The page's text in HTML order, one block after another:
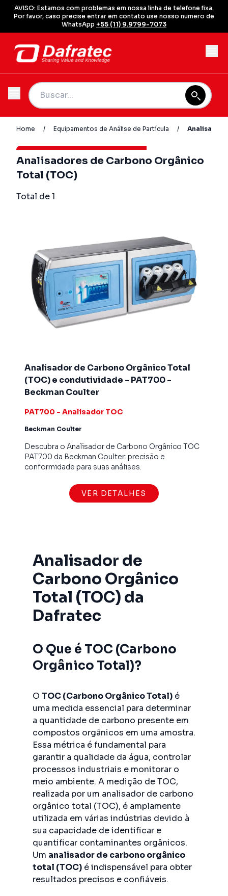
AVISO: Estamos com problemas em nossa linha de telefone fixa.
Por favor, caso precise entrar em contato use nosso numero de
WhatsApp +55 (11) 9.9799-7073
Home / Equipamentos de Análise de Partícula /
Analisadores de Carbono Orgânico
Total (TOC)
Total de 1
Analisador de Carbono Orgânico Total
(TOC) e condutividade - PAT700 -
Beckman Coulter
PAT700 - Analisador TOC
Beckman Coulter
Descubra o Analisador de Carbono Orgânico TOC
PAT700 da Beckman Coulter: precisão e
conformidade para suas análises.
VER DETALHES
Analisador de
Carbono Orgânico
Total (TOC) da
Dafratec
O Que é TOC (Carbono
Orgânico Total)?
O TOC (Carbono Orgânico Total) é
uma medida essencial para determinar
a quantidade de carbono presente em
compostos orgânicos em uma amostra.
Essa métrica é fundamental para
garantir a qualidade da água, controlar
processos industriais e monitorar o
meio ambiente. A medição de TOC,
realizada por um analisador de carbono
orgânico total (TOC), é amplamente
utilizada em várias indústrias devido à
sua capacidade de identificar e
quantificar contaminantes orgânicos.
Um analisador de carbono orgânico
total (TOC) é indispensável para obter
resultados precisos e confiáveis.